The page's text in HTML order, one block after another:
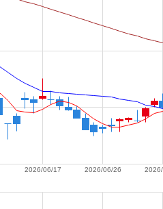
2026/06/26
2026/06/17